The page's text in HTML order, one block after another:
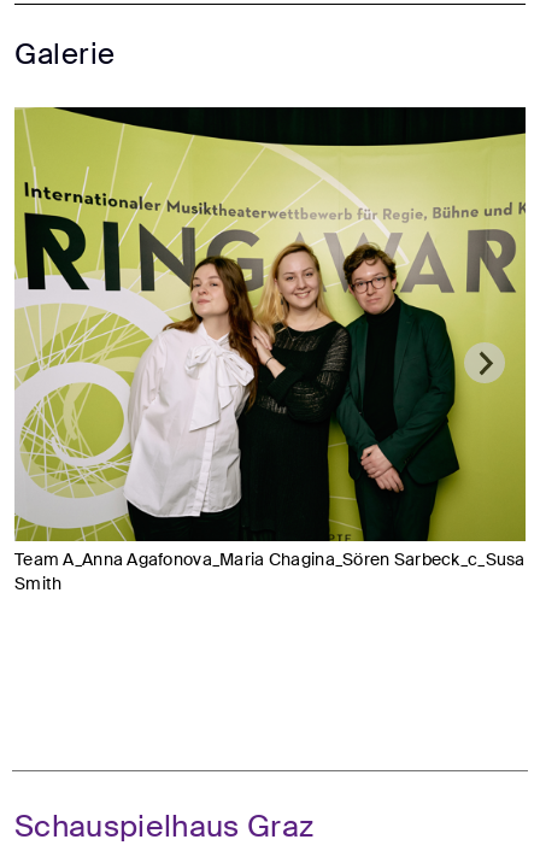
Galerie
Team A_Anna Agafonova_Maria Chagina_Sören
Smith
Schauspielhaus Graz